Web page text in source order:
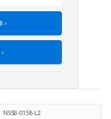
›
NSSB-0158-L2